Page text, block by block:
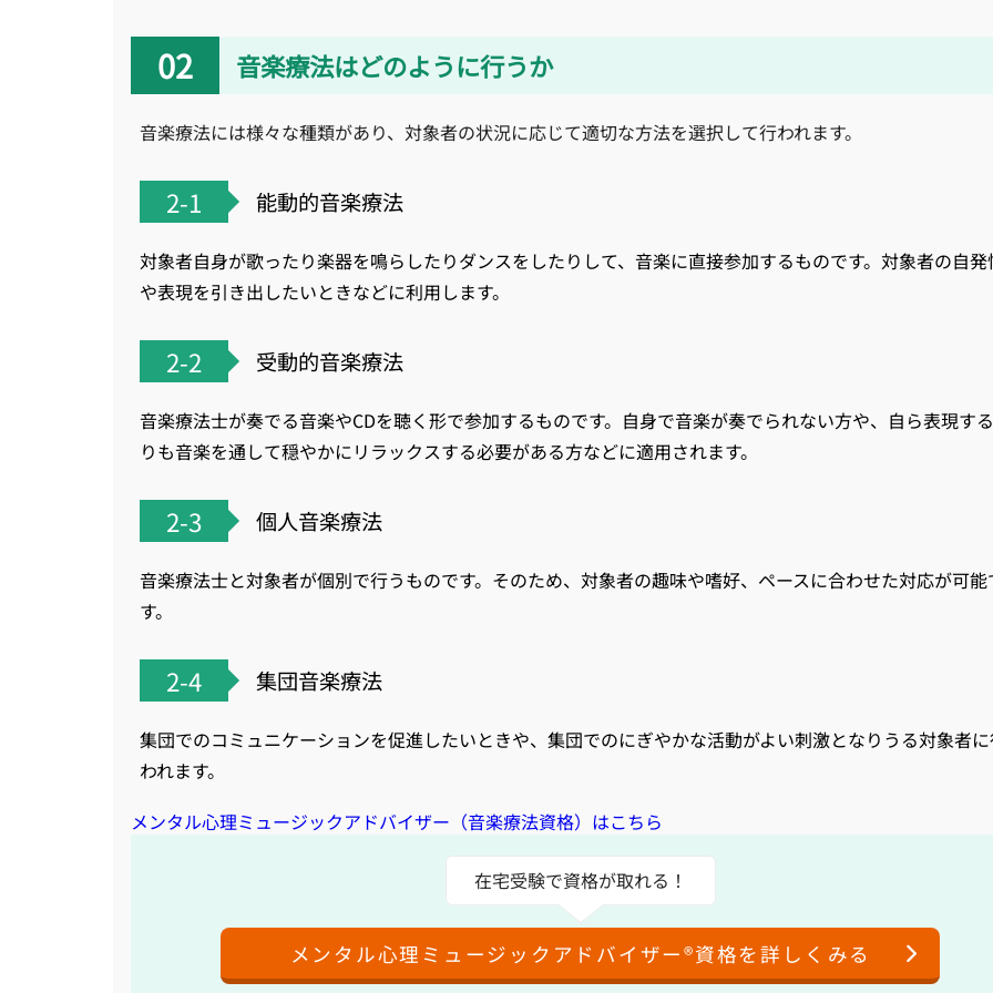
音楽療法はどのように行うか
音楽療法には様々な種類があり、対象者の状況に応じて適切な方法を選択して行われます。
2-1 能動的音楽療法
対象者自身が歌ったり楽器を鳴らしたりダンスをしたりして、音楽に直接参加するものです。対象者の自発
や表現を引き出したいときなどに利用します。
2-2 受動的音楽療法
音楽療法士が奏でる音楽やCDを聴く形で参加するものです。自身で音楽が奏でられない方や、自ら表現す
りも音楽を通して穏やかにリラックスする必要がある方などに適用されます。
2-3 個人音楽療法
音楽療法士と対象者が個別で行うものです。そのため、対象者の趣味や嗜好、ペースに合わせた対応が可能
す。
2-4 集団音楽療法
集団でのコミュニケーションを促進したいときや、集団でのにぎやかな活動がよい刺激となりうる対象者
われます。
メンタル心理ミュージックアドバイザー（音楽療法資格）はこちら
在宅受験で資格が取れる！
メンタル心理ミュージックアドバイザー®資格を詳しくみる